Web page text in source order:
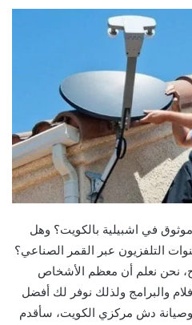
في اشبيلية بالكويت؟ وهل
التلفزيون عبر القمر الصناعي؟
نحن نعلم أن معظم الأشخاص
والبرامج ولذلك نوفر لك أفضل
دش مركزي الكويت، سأقدم